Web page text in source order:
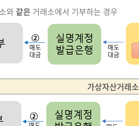
와 같은 거래소에서 기부하는 경우
가상자산거래소